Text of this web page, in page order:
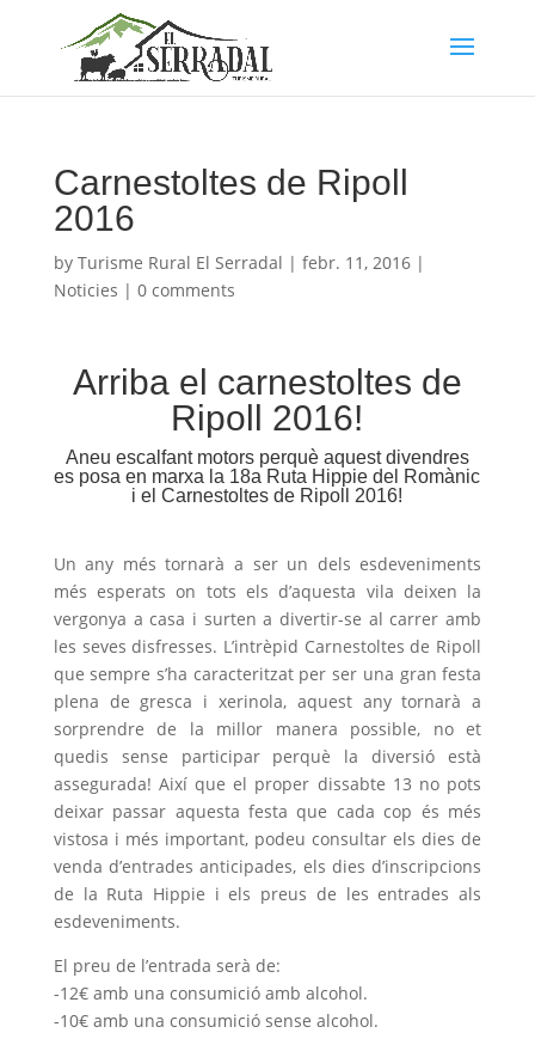
Carnestoltes de Ripoll
2016
by Turisme Rural El Serradal | febr. 11, 2016|
Noticies | 0 comments
Arriba el carnestoltes de
Ripoll 2016!
Aneu escalfant motors perquè aquest divendres
es posa en marxa la 18a Ruta Hippie del Romànic
i el Carnestoltes de Ripoll 2016!
Un any més tornarà a ser un dels esdeveniments
més esperats on tots els d’aquesta vila deixen la
vergonya a casa i surten a divertir-se al carrer amb
les seves disfresses. L’intrèpid Carnestoltes de Ripoll
que sempre s’ha caracteritzat per ser una gran festa
plena de gresca i xerinola, aquest any tornarà a
sorprendre de la millor manera possible, no et
quedis sense participar perquè la diversió està
assegurada! Així que el proper dissabte 13 no pots
deixar passar aquesta festa que cada cop és més
vistosa i més important, podeu consultar els dies de
venda d’entrades anticipades, els dies d’inscripcions
de la Ruta Hippie i els preus de les entrades als
esdeveniments.
El preu de l’entrada serà de:
-12€ amb una consumició amb alcohol.
-10€ amb una consumició sense alcohol.